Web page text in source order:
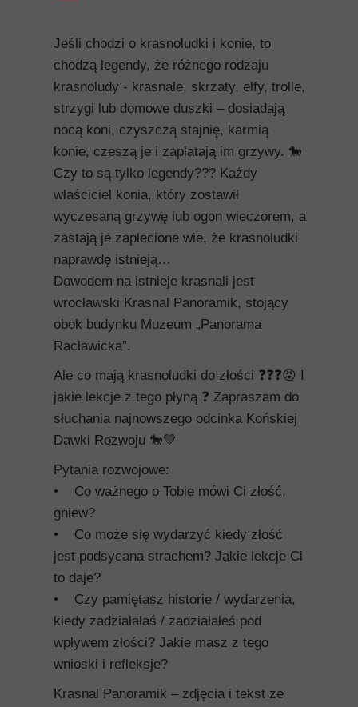
Jeśli chodzi o krasnoludki i konie, to
chodzą legendy, że różnego rodzaju
krasnoludy - krasnale, skrzaty, elfy, trolle,
strzygi lub domowe duszki – dosiadają
nocą koni, czyszczą stajnię, karmią
konie, czeszą je i zaplatają im grzywy. 🐎
Czy to są tylko legendy??? Każdy
właściciel konia, który zostawił
wyczesaną grzywę lub ogon wieczorem, a
zastają je zaplecione wie, że krasnoludki
naprawdę istnieją…
Dowodem na istnieje krasnali jest
wrocławski Krasnal Panoramik, stojący
obok budynku Muzeum „Panorama
Racławicka”.
Ale co mają krasnoludki do złości ❓❓❓😡 I
jakie lekcje z tego płyną ❓ Zapraszam do
słuchania najnowszego odcinka Końskiej
Dawki Rozwoju 🐎💚
Pytania rozwojowe:
• Co ważnego o Tobie mówi Ci złość,
gniew?
• Co może się wydarzyć kiedy złość
jest podsycana strachem? Jakie lekcje Ci
to daje?
• Czy pamiętasz historie / wydarzenia,
kiedy zadziałałaś / zadziałałeś pod
wpływem złości? Jakie masz z tego
wnioski i refleksje?
Krasnal Panoramik – zdjęcia i tekst ze